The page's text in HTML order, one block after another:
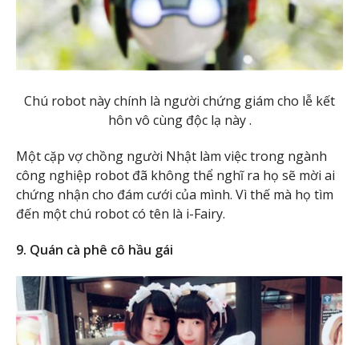
Chú robot này chính là người chứng giám cho lễ kết
hôn vô cùng độc lạ này .
Một cặp vợ chồng người Nhật làm việc trong ngành
công nghiệp robot đã không thể nghĩ ra họ sẽ mời ai
chứng nhận cho đám cưới của mình. Vì thế mà họ tìm
đến một chú robot có tên là i-Fairy.
9. Quán cà phê cô hầu gái